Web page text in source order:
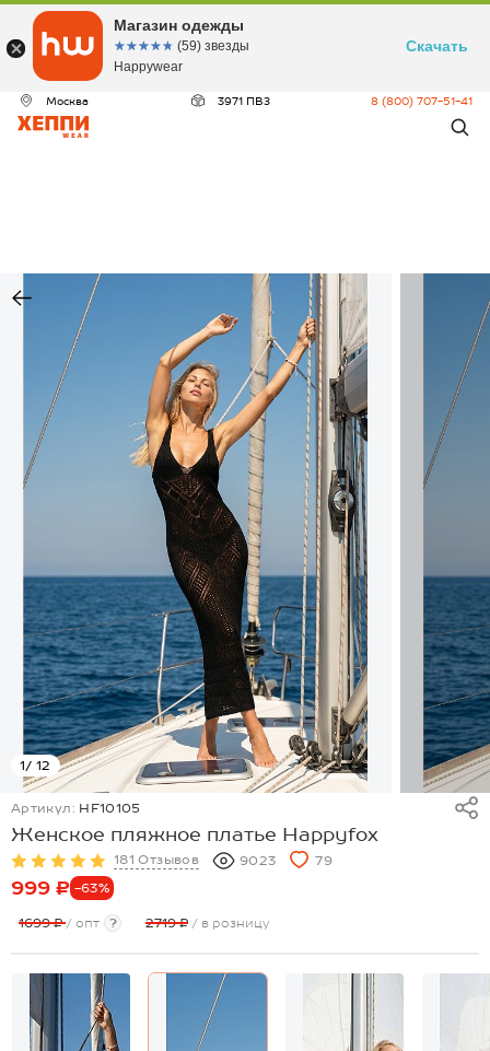
Москва 3971 ПВЗ 8 (800) 707-51-41
1/ 12
Артикул: HF10105
Женское пляжное платье Happyfox
181 Отзывов 9023 79
999 ₽ -63%
1699 ₽/ опт ? 2719 ₽ / в розницу
Магазин одежды
☆☆☆☆☆
★★★★★ (59) звезды
Happywear
Скачать